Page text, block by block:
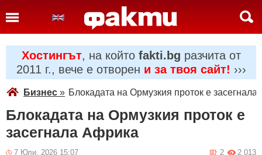
Хостингът, на който fakti.bg разчита от
2011 г., вече е отворен и за твоя сайт! ›››
Бизнес » Блокадата на Ормузкия проток е
Блокадата на Ормузкия проток е
засегнала Африка
7 Юли, 2026 15:07 2 013
2